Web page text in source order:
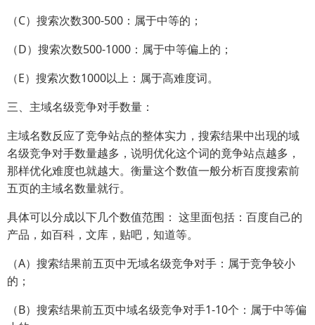
（C）搜索次数300-500：属于中等的；
（D）搜索次数500-1000：属于中等偏上的；
（E）搜索次数1000以上：属于高难度词。
三、主域名级竞争对手数量：
主域名数反应了竞争站点的整体实力，搜索结果中出现的域
名级竞争对手数量越多，说明优化这个词的竟争站点越多，
那样优化难度也就越大。衡量这个数值一般分析百度搜索前
五页的主域名数量就行。
具体可以分成以下几个数值范围： 这里面包括：百度自己的
产品，如百科，文库，贴吧，知道等。
（A）搜索结果前五页中无域名级竞争对手：属于竞争较小
的；
（B）搜索结果前五页中域名级竞争对手1-10个：属于中等偏